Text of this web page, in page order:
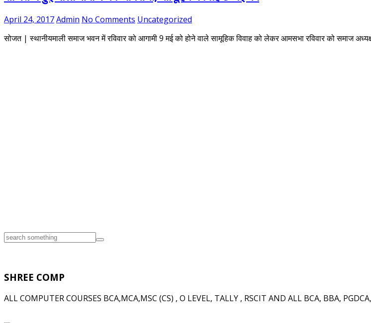
April 24, 2017Admin No Comments Uncategorized
सोजत | स्थानीयमाली समाज भवन में रविवार को आगामी 9 मई को होने वाले सामूहिक विवाह को लेकर आमसभा रविवार को समाज
SHREE COMP
ALL COMPUTER COURSES BCA,MCA,MSC (CS) , O LEVEL, TALLY , RSCIT AND ALL BCA, BBA,